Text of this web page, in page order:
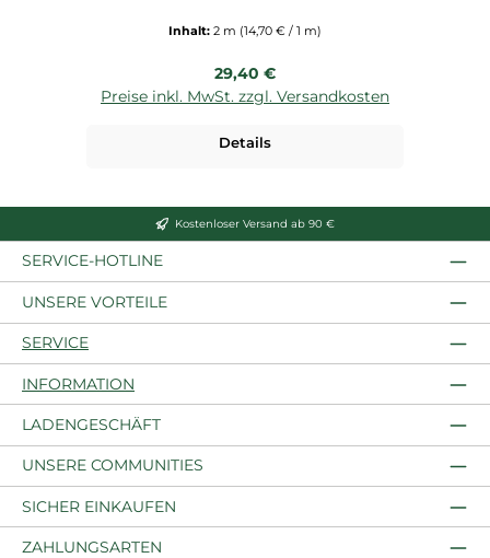
Inhalt: 2 m (14,70 € / 1 m)
Regulärer Preis:
29,40 €
Preise inkl. MwSt. zzgl. Versandkosten
Details
Kostenloser Versand ab 90 €
SERVICE-HOTLINE
UNSERE VORTEILE
SERVICE
INFORMATION
LADENGESCHÄFT
UNSERE COMMUNITIES
SICHER EINKAUFEN
ZAHLUNGSARTEN